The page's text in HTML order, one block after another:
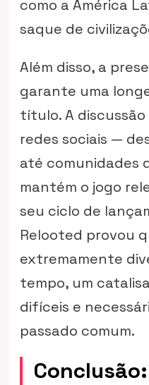
como a América
saque de
Além disso, a
garante uma
título. A
redes sociais —
até comunidades
mantém o jogo
seu ciclo de
Relooted provou
extremamente
tempo, um
difíceis e
passado comum.